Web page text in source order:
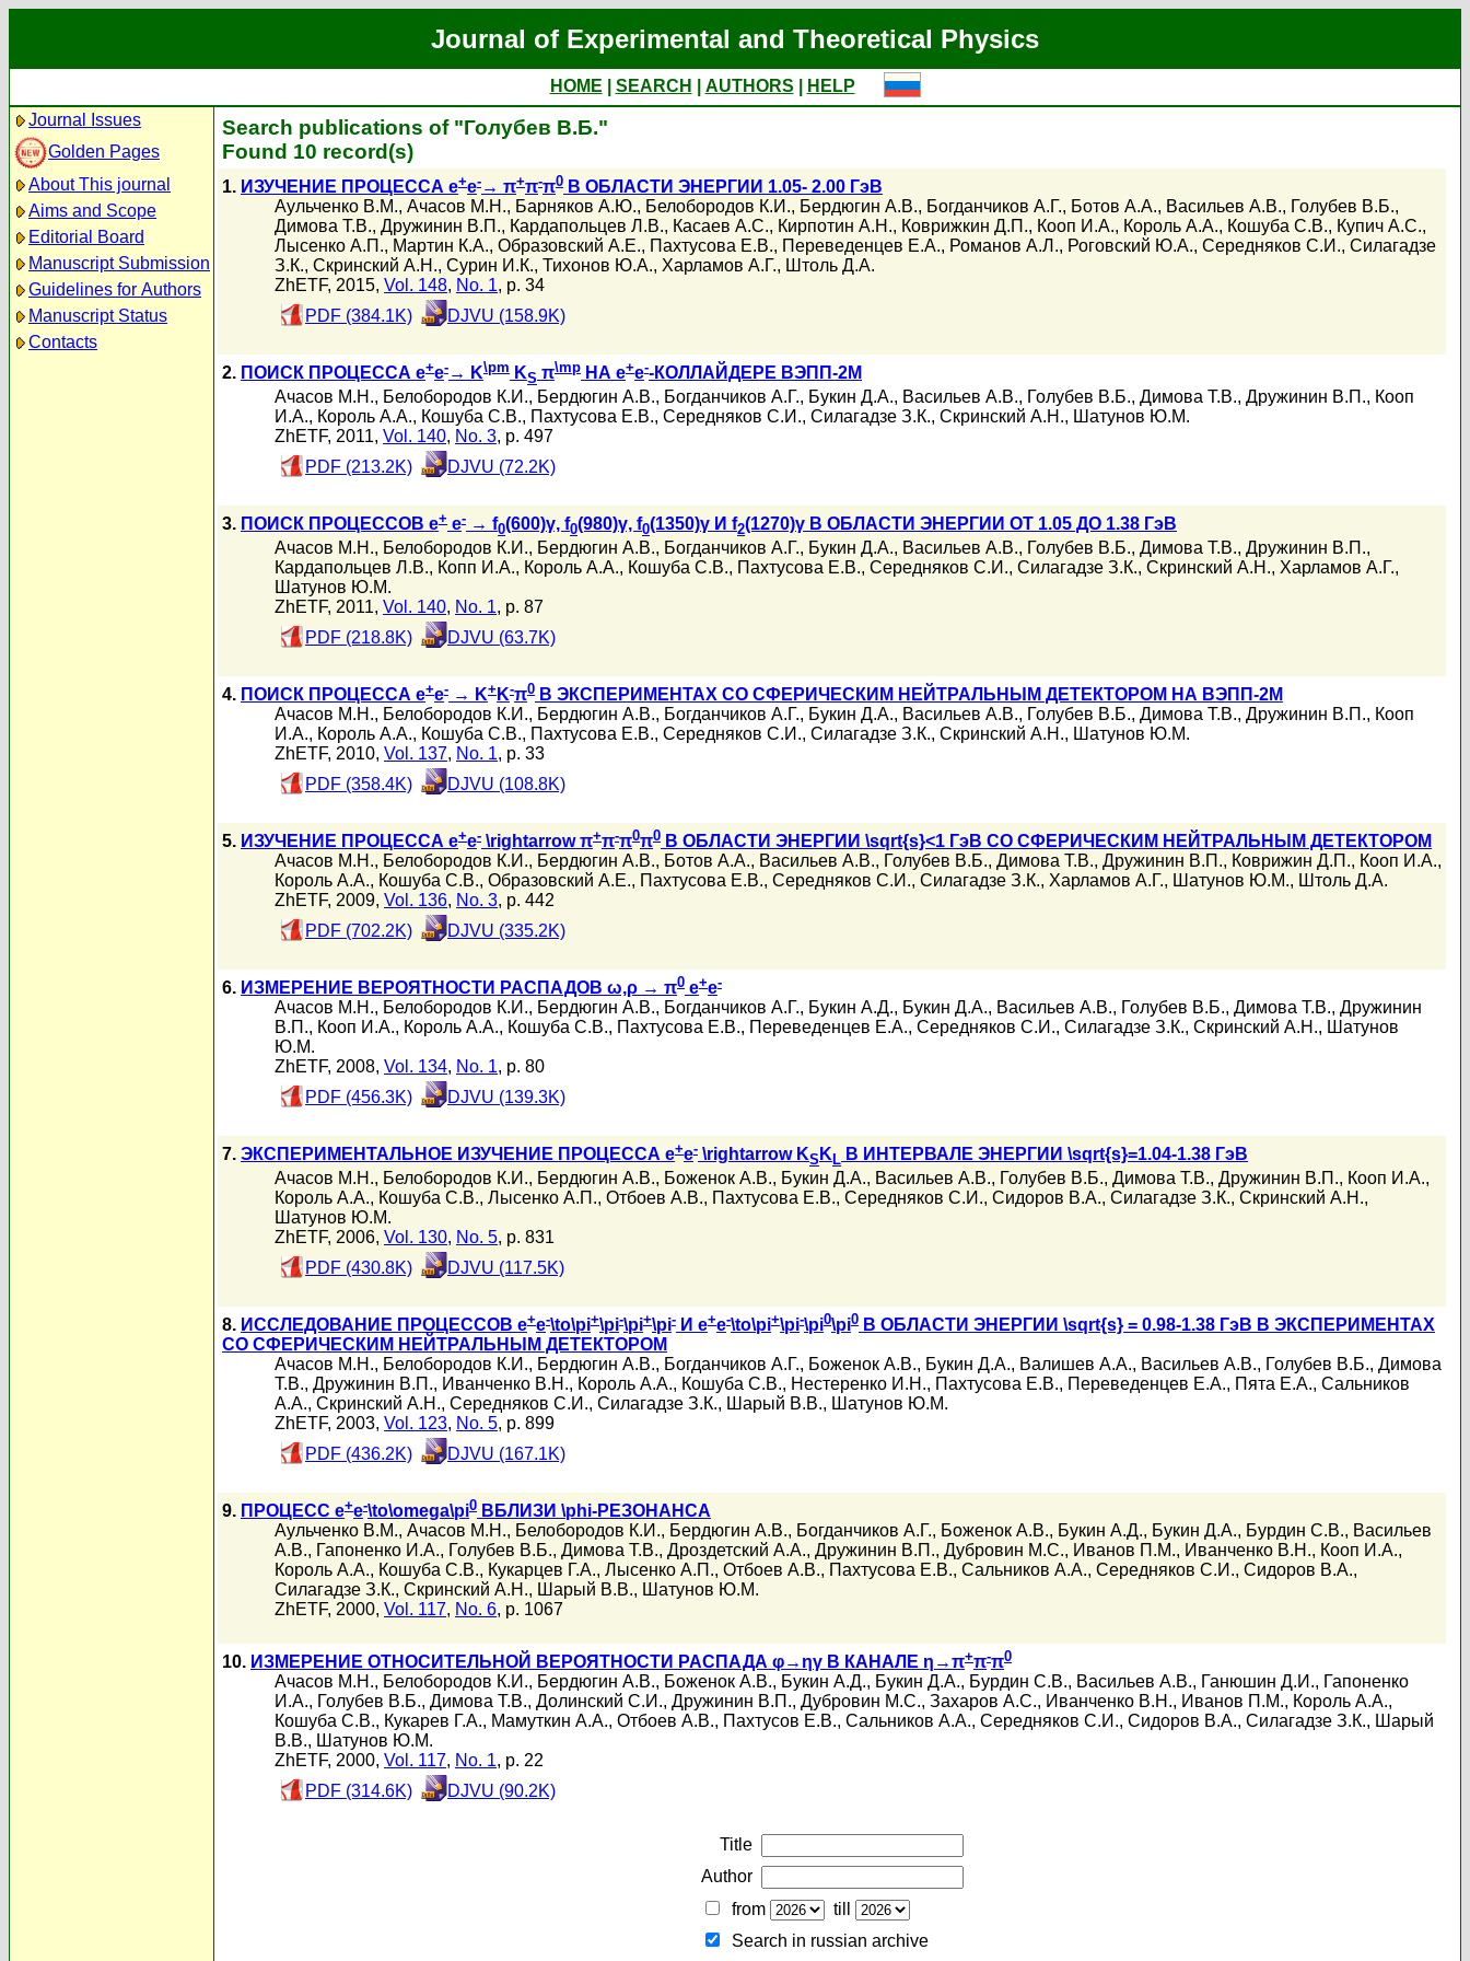
Journal of Experimental and Theoretical Physics
HOME SEARCH AUTHORS
HELP
Journal Issues
Golden Pages
About This journal
Aims and Scope
Editorial Board
Manuscript Submission
Guidelines for Authors
Manuscript Status
Contacts
Search publications of "Голубев В.Б."
Found 10 record(s)
1. ИЗУЧЕНИЕ ПРОЦЕССА e+e- → π+π-π0 В ОБЛАСТИ ЭНЕРГИИ 1.05- 2.00 ГэВ
Аульченко В.М., Ачасов М.Н., Барняков А.Ю., Белобородов К.И., Бердюгин А.В., Богданчиков А.Г., Ботов А.А., Васильев А.В., Голубев В.Б.,
Димова Т.В., Дружинин В.П., Кардапольцев Л.В., Касаев А.С., Кирпотин А.Н., Коврижкин Д.П., Кооп И.А., Король А.А., Кошуба С.В., Купич А.С.,
Лысенко А.П., Мартин К.А., Образовский А.Е., Пахтусова Е.В., Переведенцев Е.А., Романов А.Л., Роговский Ю.А., Середняков С.И., Силагадзе
З.К., Скринский А.Н., Сурин И.К., Тихонов Ю.А., Харламов А.Г., Штоль Д.А.
ZhETF, 2015, Vol. 148, No. 1, p. 34
PDF (384.1K)
DJVU (158.9K)
2. ПОИСК ПРОЦЕССА e+e- → K\pm KS π\mp НА e+e--КОЛЛАЙДЕРЕ ВЭПП-2М
Ачасов М.Н., Белобородов К.И., Бердюгин А.В., Богданчиков А.Г., Букин Д.А., Васильев А.В., Голубев В.Б., Димова Т.В., Дружинин В.П., Кооп
И.А., Король А.А., Кошуба С.В., Пахтусова Е.В., Середняков С.И., Силагадзе З.К., Скринский А.Н., Шатунов Ю.М.
ZhETF, 2011, Vol. 140, No. 3, p. 497
PDF (213.2K)
DJVU (72.2K)
3. ПОИСК ПРОЦЕССОВ e+ e- → f0(600)γ, f0(980)γ, f0(1350)γ И f2(1270)γ В ОБЛАСТИ ЭНЕРГИИ ОТ 1.05 ДО 1.38 ГэВ
Ачасов М.Н., Белобородов К.И., Бердюгин А.В., Богданчиков А.Г., Букин Д.А., Васильев А.В., Голубев В.Б., Димова Т.В., Дружинин В.П.,
Кардапольцев Л.В., Копп И.А., Король А.А., Кошуба С.В., Пахтусова Е.В., Середняков С.И., Силагадзе З.К., Скринский А.Н., Харламов А.Г.,
Шатунов Ю.М.
ZhETF, 2011, Vol. 140, No. 1, p. 87
PDF (218.8K)
DJVU (63.7K)
4. ПОИСК ПРОЦЕССА e+e- → K+ K-π0 В ЭКСПЕРИМЕНТАХ СО СФЕРИЧЕСКИМ НЕЙТРАЛЬНЫМ ДЕТЕКТОРОМ НА ВЭПП-2М
Ачасов М.Н., Белобородов К.И., Бердюгин А.В., Богданчиков А.Г., Букин Д.А., Васильев А.В., Голубев В.Б., Димова Т.В., Дружинин В.П., Кооп
И.А., Король А.А., Кошуба С.В., Пахтусова Е.В., Середняков С.И., Силагадзе З.К., Скринский А.Н., Шатунов Ю.М.
ZhETF, 2010, Vol. 137, No. 1, p. 33
PDF (358.4K)
DJVU (108.8K)
5. ИЗУЧЕНИЕ ПРОЦЕССА e+e- \rightarrow π+π-π0π0 В ОБЛАСТИ ЭНЕРГИИ \sqrt{s}<1 ГэВ СО СФЕРИЧЕСКИМ НЕЙТРАЛЬНЫМ ДЕТЕКТОРОМ
Ачасов М.Н., Белобородов К.И., Бердюгин А.В., Ботов А.А., Васильев А.В., Голубев В.Б., Димова Т.В., Дружинин В.П., Коврижин Д.П., Кооп И.А.,
Король А.А., Кошуба С.В., Образовский А.Е., Пахтусова Е.В., Середняков С.И., Силагадзе З.К., Харламов А.Г., Шатунов Ю.М., Штоль Д.А.
ZhETF, 2009, Vol. 136, No. 3, p. 442
PDF (702.2K)
DJVU (335.2K)
6. ИЗМЕРЕНИЕ ВЕРОЯТНОСТИ РАСПАДОВ ω,ρ → π0 e+e-
Ачасов М.Н., Белобородов К.И., Бердюгин А.В., Богданчиков А.Г., Букин А.Д., Букин Д.А., Васильев А.В., Голубев В.Б., Димова Т.В., Дружинин
В.П., Кооп И.А., Король А.А., Кошуба С.В., Пахтусова Е.В., Переведенцев Е.А., Середняков С.И., Силагадзе З.К., Скринский А.Н., Шатунов
Ю.М.
ZhETF, 2008, Vol. 134, No. 1, p. 80
PDF (456.3K)
DJVU (139.3K)
7. ЭКСПЕРИМЕНТАЛЬНОЕ ИЗУЧЕНИЕ ПРОЦЕССА e+e- \rightarrow KS K L В ИНТЕРВАЛЕ ЭНЕРГИИ \sqrt{s}=1.04-1.38 ГэВ
Ачасов М.Н., Белобородов К.И., Бердюгин А.В., Боженок А.В., Букин Д.А., Васильев А.В., Голубев В.Б., Димова Т.В., Дружинин В.П., Кооп И.А.,
Король А.А., Кошуба С.В., Лысенко А.П., Отбоев А.В., Пахтусова Е.В., Середняков С.И., Сидоров В.А., Силагадзе З.К., Скринский А.Н.,
Шатунов Ю.М.
ZhETF, 2006, Vol. 130, No. 5, p. 831
PDF (430.8K)
DJVU (117.5K)
8. ИССЛЕДОВАНИЕ ПРОЦЕССОВ e+e-\to\pi+\pi-\pi+\pi- И e+e-\to\pi+\pi-\pi0\pi0 В ОБЛАСТИ ЭНЕРГИИ \sqrt{s} = 0.98-1.38 ГэВ В ЭКСПЕРИМЕНТАХ
СО СФЕРИЧЕСКИМ НЕЙТРАЛЬНЫМ ДЕТЕКТОРОМ
Ачасов М.Н., Белобородов К.И., Бердюгин А.В., Богданчиков А.Г., Боженок А.В., Букин Д.А., Валишев А.А., Васильев А.В., Голубев В.Б., Димова
Т.В., Дружинин В.П., Иванченко В.Н., Король А.А., Кошуба С.В., Нестеренко И.Н., Пахтусова Е.В., Переведенцев Е.А., Пята Е.А., Сальников
А.А., Скринский А.Н., Середняков С.И., Силагадзе З.К., Шарый В.В., Шатунов Ю.М.
ZhETF, 2003, Vol. 123, No. 5, p. 899
PDF (436.2K)
DJVU (167.1K)
9. ПРОЦЕСС e+e-\to\omega\pi0 ВБЛИЗИ \phi-РЕЗОНАНСА
Аульченко В.М., Ачасов М.Н., Белобородов К.И., Бердюгин А.В., Богданчиков А.Г., Боженок А.В., Букин А.Д., Букин Д.А., Бурдин С.В., Васильев
А.В., Гапоненко И.А., Голубев В.Б., Димова Т.В., Дроздетский А.А., Дружинин В.П., Дубровин М.С., Иванов П.М., Иванченко В.Н., Кооп И.А.,
Король А.А., Кошуба С.В., Кукарцев Г.А., Лысенко А.П., Отбоев А.В., Пахтусова Е.В., Сальников А.А., Середняков С.И., Сидоров В.А.,
Силагадзе З.К., Скринский А.Н., Шарый В.В., Шатунов Ю.М.
ZhETF, 2000, Vol. 117, No. 6, p. 1067
10. ИЗМЕРЕНИЕ ОТНОСИТЕЛЬНОЙ ВЕРОЯТНОСТИ РАСПАДА φ→ηγ В КАНАЛЕ η→π+π-π0
Ачасов М.Н., Белобородов К.И., Бердюгин А.В., Боженок А.В., Букин А.Д., Букин Д.А., Бурдин С.В., Васильев А.В., Ганюшин Д.И., Гапоненко
И.А., Голубев В.Б., Димова Т.В., Долинский С.И., Дружинин В.П., Дубровин М.С., Захаров А.С., Иванченко В.Н., Иванов П.М., Король А.А.,
Кошуба С.В., Кукарев Г.А., Мамуткин А.А., Отбоев А.В., Пахтусов Е.В., Сальников А.А., Середняков С.И., Сидоров В.А., Силагадзе З.К., Шарый
В.В., Шатунов Ю.М.
ZhETF, 2000, Vol. 117, No. 1, p. 22
PDF (314.6K)
DJVU (90.2K)
Title
Author
from
till
Search in russian archive